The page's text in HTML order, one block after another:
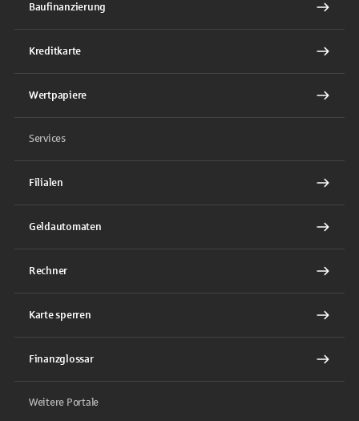
Baufinanzierung
Kreditkarte
Wertpapiere
Services
Filialen
Geldautomaten
Rechner
Karte sperren
Finanzglossar
Weitere Portale